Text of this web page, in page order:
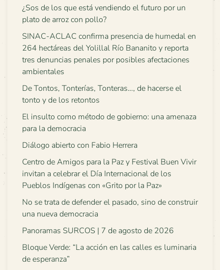
¿Sos de los que está vendiendo el futuro por un
plato de arroz con pollo?
SINAC-ACLAC confirma presencia de humedal en
264 hectáreas del Yolillal Río Bananito y reporta
tres denuncias penales por posibles afectaciones
ambientales
De Tontos, Tonterías, Tonteras…, de hacerse el
tonto y de los retontos
El insulto como método de gobierno: una amenaza
para la democracia
Diálogo abierto con Fabio Herrera
Centro de Amigos para la Paz y Festival Buen Vivir
invitan a celebrar el Día Internacional de los
Pueblos Indígenas con «Grito por la Paz»
No se trata de defender el pasado, sino de construir
una nueva democracia
Panoramas SURCOS | 7 de agosto de 2026
Bloque Verde: “La acción en las calles es luminaria
de esperanza”